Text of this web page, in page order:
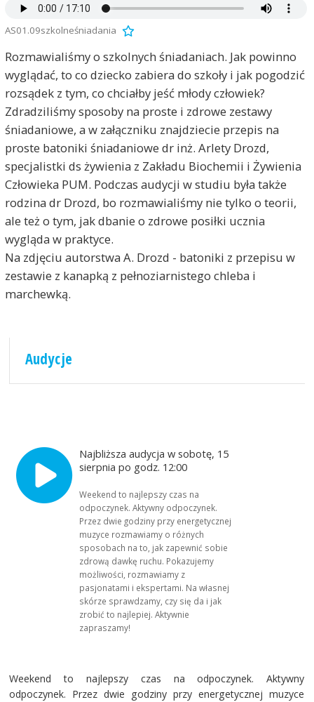
AS01.09szkolneśniadania
Rozmawialiśmy o szkolnych śniadaniach. Jak powinno
wyglądać, to co dziecko zabiera do szkoły i jak pogodzić
rozsądek z tym, co chciałby jeść młody człowiek?
Zdradziliśmy sposoby na proste i zdrowe zestawy
śniadaniowe, a w załączniku znajdziecie przepis na
proste batoniki śniadaniowe dr inż. Arlety Drozd,
specjalistki ds żywienia z Zakładu Biochemii i Żywienia
Człowieka PUM. Podczas audycji w studiu była także
rodzina dr Drozd, bo rozmawialiśmy nie tylko o teorii,
ale też o tym, jak dbanie o zdrowe posiłki ucznia
wygląda w praktyce.
Na zdjęciu autorstwa A. Drozd - batoniki z przepisu w
zestawie z kanapką z pełnoziarnistego chleba i
marchewką.
Audycje
Najbliższa audycja w sobotę, 15
sierpnia po godz. 12:00
Weekend to najlepszy czas na
odpoczynek. Aktywny odpoczynek.
Przez dwie godziny przy energetycznej
muzyce rozmawiamy o różnych
sposobach na to, jak zapewnić sobie
zdrową dawkę ruchu. Pokazujemy
możliwości, rozmawiamy z
pasjonatami i ekspertami. Na własnej
skórze sprawdzamy, czy się da i jak
zrobić to najlepiej. Aktywnie
zapraszamy!
Weekend to najlepszy czas na odpoczynek. Aktywny
odpoczynek. Przez dwie godziny przy energetycznej muzyce